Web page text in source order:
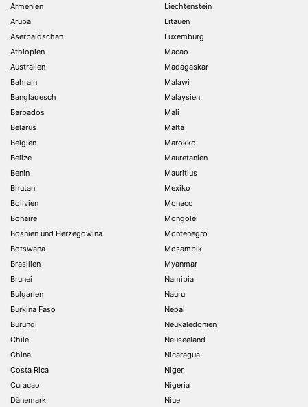
Armenien
Aruba
Aserbaidschan
Äthiopien
Australien
Bahrain
Bangladesch
Barbados
Belarus
Belgien
Belize
Benin
Bhutan
Bolivien
Bonaire
Bosnien und Herzegowina
Botswana
Brasilien
Brunei
Bulgarien
Burkina Faso
Burundi
Chile
China
Costa Rica
Curacao
Dänemark
Liechtenstein
Litauen
Luxemburg
Macao
Madagaskar
Malawi
Malaysien
Mali
Malta
Marokko
Mauretanien
Mauritius
Mexiko
Monaco
Mongolei
Montenegro
Mosambik
Myanmar
Namibia
Nauru
Nepal
Neukaledonien
Neuseeland
Nicaragua
Niger
Nigeria
Niue